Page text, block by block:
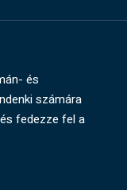
és
számára
fedezze fel a